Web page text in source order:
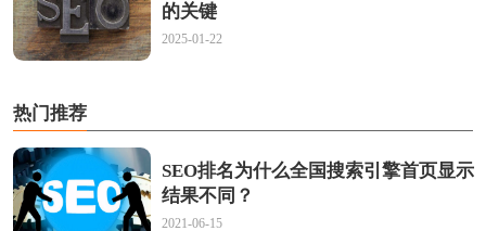
的关键
2025-01-22
热门推荐
SEO排名为什么全国搜索引擎首页显示
结果不同？
2021-06-15